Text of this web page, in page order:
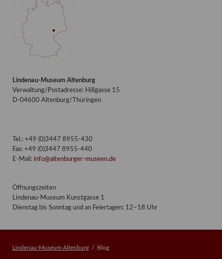
Lindenau-Museum Altenburg
Verwaltung/Postadresse: Hillgasse 15
D-04600 Altenburg/Thüringen
Tel.: +49 (0)3447 8955-430
Fax: +49 (0)3447 8955-440
E-Mail: info@altenburger-museen.de
Öffnungszeiten
Lindenau-Museum Kunstgasse 1
Dienstag bis Sonntag und an Feiertagen: 12–18 Uhr
Lindenau-Museum Altenburg Blog